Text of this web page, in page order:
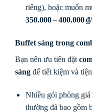
riêng), hoặc muốn
350.000 – 400.000
Buffet sáng trong
Bạn nên ưu tiên đặt
sáng để tiết kiệm và
Nhiều gói phòng
thường đã bao gồm